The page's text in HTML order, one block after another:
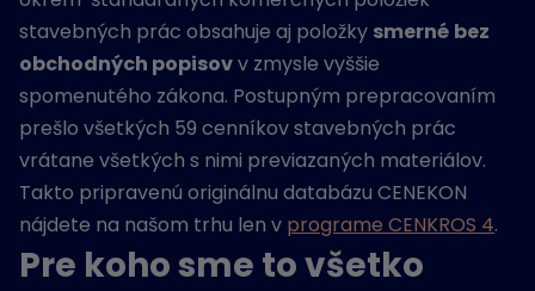
stavebných prác obsahuje aj položky smerné bez
obchodných popisovv zmysle vyššie
spomenutého zákona. Postupným prepracovaním
prešlo všetkých 59 cenníkov stavebných prác
vrátane všetkých s nimi previazaných materiálov.
Takto pripravenú originálnu databázu CENEKON
nájdete na našom trhu len v programe CENKROS 4.
Pre koho sme to všetko